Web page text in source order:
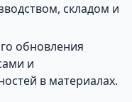
складом и
обновления
и
в материалах.